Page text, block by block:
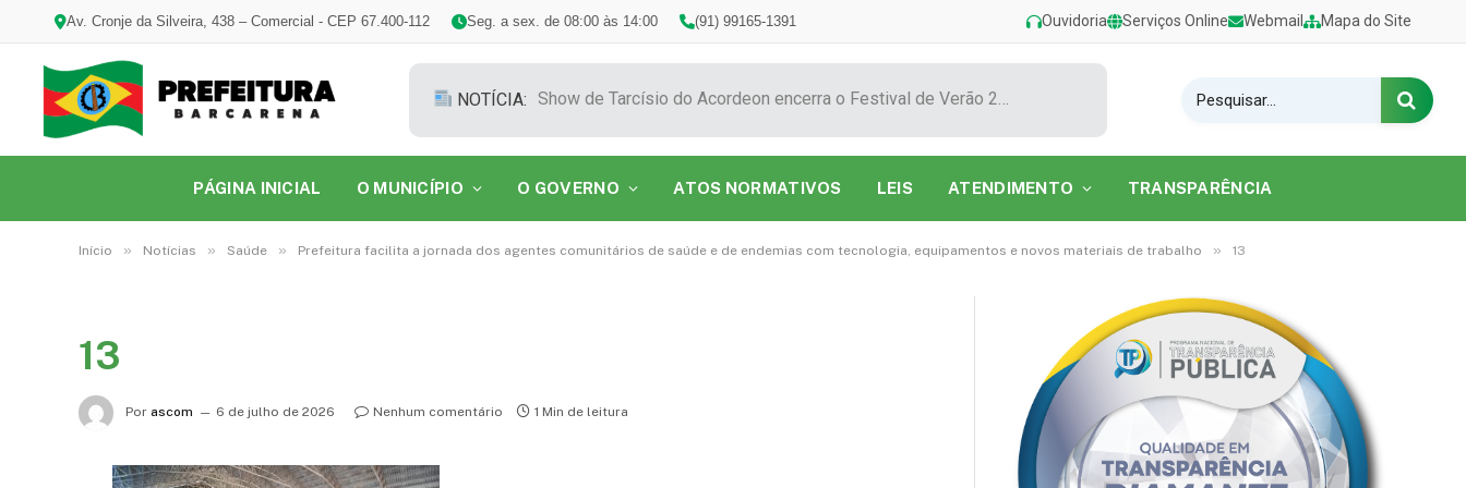
Av. Cronje da Silveira, 438 – Comercial - CEP 67.400-112 Seg. a sex. de 08:00 às 14:00 (91) 99165-1391 Ouvidoria Serviços Online Webmail Mapa do Site
NOTÍCIA: Show de Tarcísio do Acordeon encerra o Festival de Verão 2026 na Praia do Caripi
PÁGINA INICIAL O MUNICÍPIO O GOVERNO ATOS NORMATIVOS LEIS ATENDIMENTO TRANSPARÊNCIA
Início » Notícias » Saúde » Prefeitura facilita a jornada dos agentes comunitários de saúde e de endemias com tecnologia, equipamentos e novos materiais de trabalho » 13
13
Por ascom 6 de julho de 2026 Nenhum comentário 1 Min de leitura